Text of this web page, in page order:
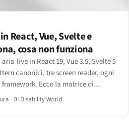
React, Vue, Svelte e
cosa non funziona
live in React 19, Vue 3.5, Svelte 5
canonici, tre screen reader, ogni
Ecco la matrice di
e quello errato, e il manuale
· Di Disability World